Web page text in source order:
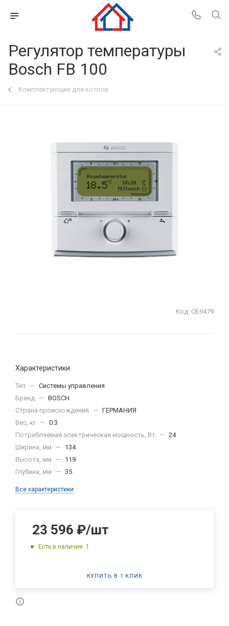
Регулятор температуры
Bosch FB 100
Комплектующие для котлов
Код: СБ9479
Характеристики
Тип — Системы управления
Бренд — BOSCH
Страна происхождения
— ГЕРМАНИЯ
Вес, кг — 0.3
Потребляемая электрическая мощность, Вт — 24
Ширина, мм
— 134
Высота, мм
— 119
Глубина, мм
— 35
Все характеристики
23 596 ₽/шт
Есть в наличии: 1
КУПИТЬ В 1 КЛИК